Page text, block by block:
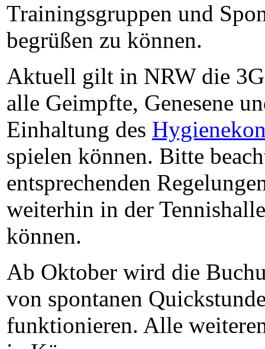
Trainingsgruppen und
begrüßen zu können.
Aktuell gilt in NRW die
alle Geimpfte, Genesene
Einhaltung des
spielen können. Bitte
entsprechenden
weiterhin in der
können.
Ab Oktober wird die
von spontanen
funktionieren. Alle